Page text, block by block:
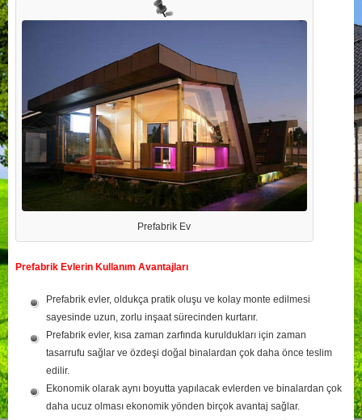
Prefabrik Ev
Prefabrik Evlerin Kullanım Avantajları
Prefabrik evler, oldukça pratik oluşu ve kolay monte edilmesi
sayesinde uzun, zorlu inşaat sürecinden kurtarır.
Prefabrik evler, kısa zaman zarfında kuruldukları için zaman
tasarrufu sağlar ve özdeşi doğal binalardan çok daha önce teslim
edilir.
Ekonomik olarak aynı boyutta yapılacak evlerden ve binalardan çok
daha ucuz olması ekonomik yönden birçok avantaj sağlar.